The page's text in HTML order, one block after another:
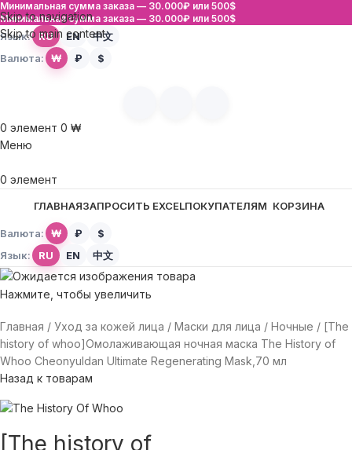
Skip to navigation
Skip to main content
Минимальная сумма заказа — 30.000₽ или 500$
Минимальная сумма заказа — 30.000₽ или 500$
Язык: RU EN
中文
Валюта:
₩ ₽ $
0 элемент 0 ₩
Меню
0 элемент
ГЛАВНАЯЗАПРОСИТЬ EXCELПОКУПАТЕЛЯМ КОРЗИНА
Валюта: ₩ ₽
$
Язык:
RU EN 中文
Нажмите, чтобы увеличить
Главная Уход за кожей лица Маски для лица Ночные
[The
history of whoo]Омолаживающая ночная маска The History of
Whoo Cheonyuldan Ultimate Regenerating Mask,70 мл
Назад к товарам
[The history of